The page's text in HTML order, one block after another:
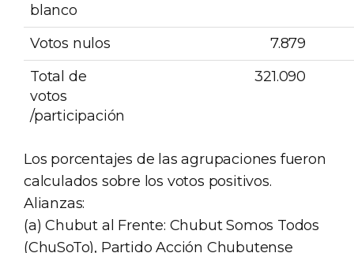
blanco
Votos nulos
7.879
Total de
votos
/participación
321.090
Los porcentajes de las agrupaciones fueron
calculados sobre los votos positivos.
Alianzas:
(a) Chubut al Frente: Chubut Somos Todos
(ChuSoTo), Partido Acción Chubutense